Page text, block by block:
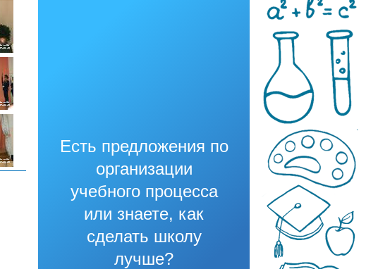
Есть предложения по
организации
учебного процесса
или знаете, как
сделать школу
лучше?